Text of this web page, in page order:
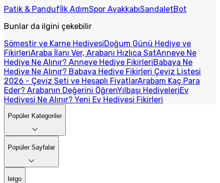
Patik & Pandufİlk AdımSpor AyakkabıSandaletBot
Bunlar da ilgini çekebilir
Sömestir ve Karne HediyesiDoğum Günü Hediye ve
FikirleriAraba İlanı Ver, Arabanı Hızlıca SatAnneye Ne
Hediye Ne Alınır? Anneye Hediye FikirleriBabaya Ne
Hediye Ne Alınır? Babaya Hediye Fikirleri Çeyiz Listesi
2026 - Çeyiz Seti ve Hesaplı FiyatlarArabam Kaç Para
Eder? Arabanın Değerini ÖğrenYılbaşı HediyeleriEv
Hediyesi Ne Alınır? Yeni Ev Hediyesi Fikirleri
Popüler Kategoriler
Popüler Sayfalar
letgo